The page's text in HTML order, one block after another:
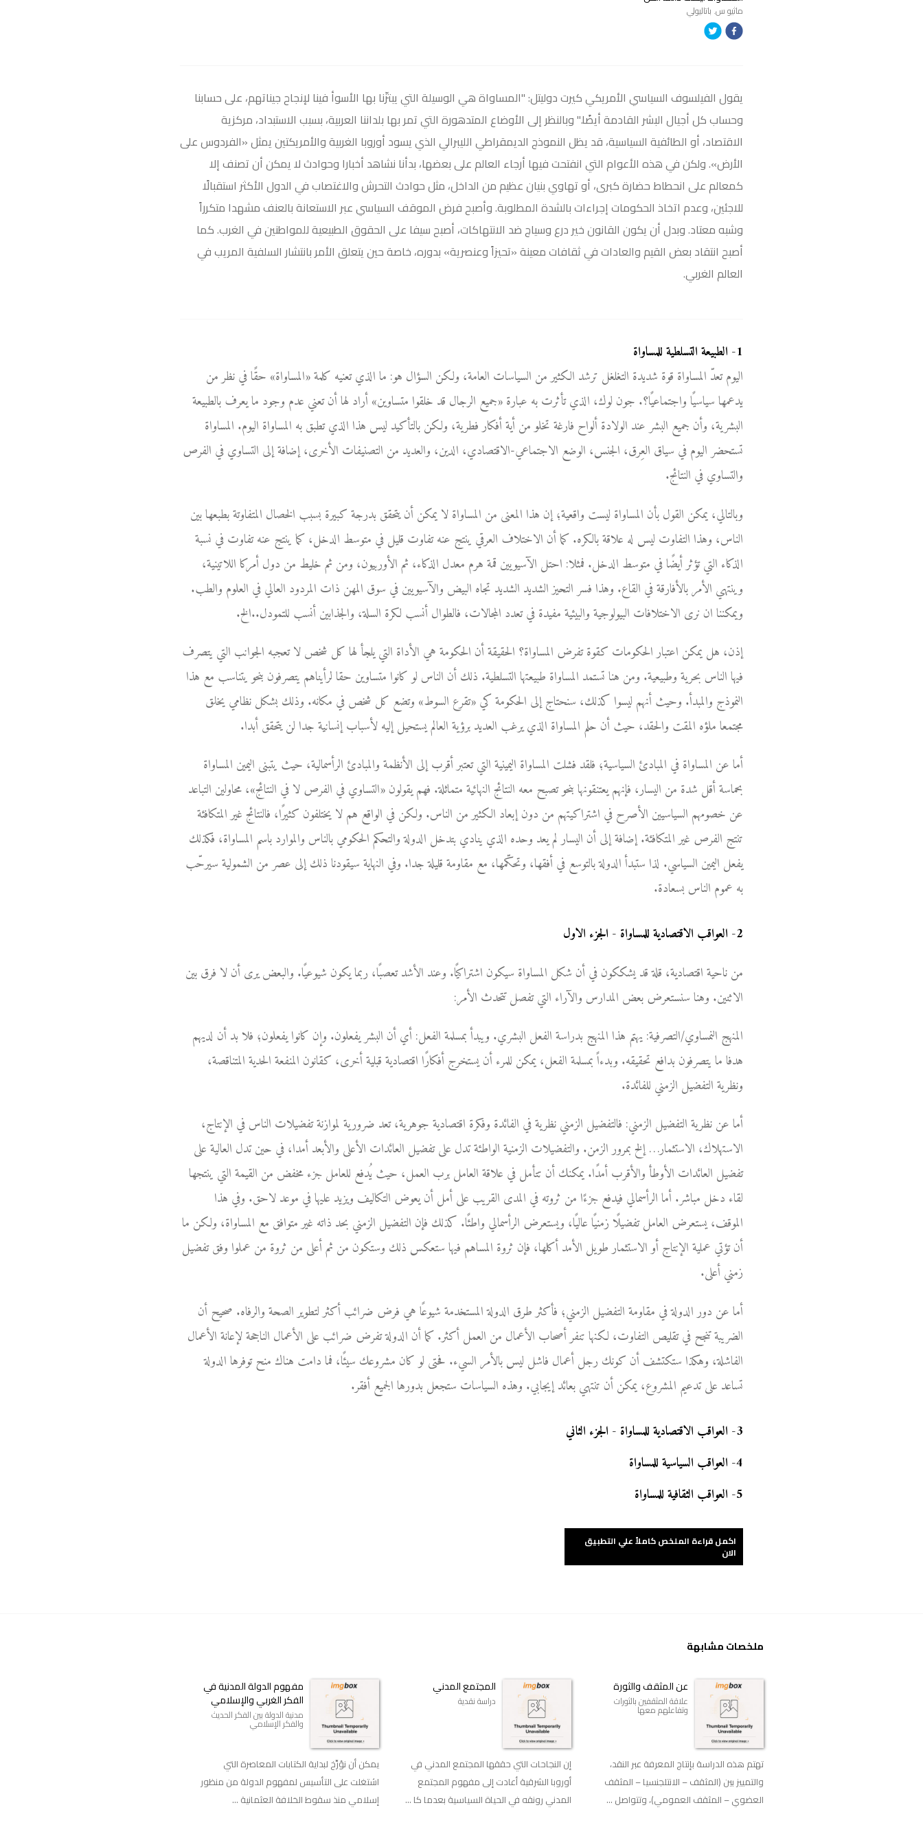
ماثيو س. باتاليولي
يقول الفيلسوف السياسي الأمريكي كيرت دوليتل: "المساواة هي الوسيلة التي يبتزّنا بها الأسوأ فينا لإنجاح جيناتهم، على حسابنا
وحساب كل أجيال البشر القادمة أيضًا." وبالنظر إلى الأوضاع المتدهورة التي تمر بها بلداننا العربية، بسبب الاستبداد، مركزية
الاقتصاد، أو الطائفية السياسية، قد يظل النموذج الديمقراطي الليبرالي الذي يسود أوروبا الغربية والأمريكتين يمثل «الفردوس على
الأرض». ولكن في هذه الأعوام التي انفتحت فيها أرجاء العالم على بعضها، بدأنا نشاهد أخبارا وحوادث لا يمكن أن تصنف إلا
كمعالم على انحطاط حضارة كبرى، أو تهاوي بنيان عظيم من الداخل، مثل حوادث التحرش والاغتصاب في الدول الأكثر استقبالًا
للاجئين، وعدم اتخاذ الحكومات إجراءات بالشدة المطلوبة. وأصبح فرض الموقف السياسي عبر الاستعانة بالعنف مشهدا متكرراً
وشبه معتاد. وبدل أن يكون القانون خير درع وسياج ضد الانتهاكات، أصبح سيفا على الحقوق الطبيعية للمواطنين في الغرب. كما
أصبح انتقاد بعض القيم والعادات في ثقافات معينة «تحيزاً وعنصرية» بدوره، خاصة حين يتعلق الأمر بانتشار السلفية المريب في
العالم الغربي.
1
- الطبيعة التسلطية للمساواة
اليوم تعدّ المساواة قوة شديدة التغلغل ترشد الكثير من السياسات العامة، ولكن السؤال هو: ما الذي تعنيه كلمة «المساواة» حقًا في نظر من
يدعمها سياسيًا واجتماعيًا؟. جون لوك، الذي تأثرت به عبارة «جميع الرجال قد خلقوا متساوين» أراد لها أن تعني عدم وجود ما يعرف بالطبيعة
البشرية، وأن جميع البشر عند الولادة ألواح فارغة تخلو من أية أفكار فطرية، ولكن بالتأكيد ليس هذا الذي تطبق به المساواة اليوم. المساواة
تستحضر اليوم في سياق العِرق، الجنس، الوضع الاجتماعي-الاقتصادي، الدين، والعديد من التصنيفات الأخرى، إضافة إلى التساوي في الفرص
والتساوي في النتائج.
وبالتالي، يمكن القول بأن المساواة ليست واقعية؛ إن هذا المعنى من المساواة لا يمكن أن يتحقق بدرجة كبيرة بسبب الخصال المتفاوتة بطبعها بين
الناس، وهذا التفاوت ليس له علاقة بالكره. كما أن الاختلاف العرقي ينتج عنه تفاوت قليل في متوسط الدخل، كما ينتج عنه تفاوت في نسبة
الذكاء التي تؤثر أيضًا في متوسط الدخل. فمثلا: احتل الآسيويين قمة هرم معدل الذكاء، ثم الأوربيون، ومن ثم خليط من دول أمركا اللاتينية،
وينتهي الأمر بالأفارقة في القاع. وهذا فسر التحيز الشديد الشديد تجاه البيض والآسيويين في سوق المهن ذات المردود العالي في العلوم والطب.
ويمكننا ان نرى الاختلافات البيولوجية والبيئية مفيدة في تعدد المجالات، فالطوال أنسب لكرة السلة، والجذابين أنسب للتمودل..الخ.
إذن، هل يمكن اعتبار الحكومات كقوة تفرض المساواة؟ الحقيقة أن الحكومة هي الأداة التي يلجأ لها كل شخص لا تعجبه الجوانب التي يتصرف
فيها الناس بحرية وطبيعية. ومن هنا تستمد المساواة طبيعتها التسلطية. ذلك أن الناس لو كانوا متساوين حقا لرأيناهم يتصرفون بنحو يتناسب مع هذا
النموذج والمبدأ. وحيث أنهم ليسوا كذلك، سنحتاج إلى الحكومة كي «تقرع السوط» وتضع كل شخص في مكانه. وذلك بشكل نظامي يخلق
مجتمعا ملؤه المقت والحقد، حيث أن حلم المساواة الذي يرغب العديد برؤية العالم يستحيل إليه لأسباب إنسانية جدا لن يتحقق أبدا.
أما عن المساواة في المبادئ السياسية؛ فلقد فشلت المساواة اليمينية التي تعتبر أقرب إلى الأنظمة والمبادئ الرأسمالية، حيث يتبنى اليمين المساواة
بحماسة أقل شدة من اليسار، فإنهم يعتنقونها بنحو تصبح معه النتائج النهائية متماثلة. فهم يقولون «التساوي في الفرص لا في النتائج»، محاولين التباعد
عن خصومهم السياسيين الأصرح في اشتراكيتهم من دون إبعاد الكثير من الناس. ولكن في الواقع هم لا يختلفون كثيرًا، فالنتائج غير المتكافئة
تنتج الفرص غير المتكافئة. إضافة إلى أن اليسار لم يعد وحده الذي ينادي بتدخل الدولة والتحكم الحكومي بالناس والموارد باسم المساواة، فكذلك
يفعل اليمين السياسي. لذا ستبدأ الدولة بالتوسع في أفقها، وتحكّمها، مع مقاومة قليلة جدا. وفي النهاية سيقودنا ذلك إلى عصر من الشمولية سيرحّب
به عموم الناس بسعادة.
2
- العواقب الاقتصادية للمساواة - الجزء الاول
من ناحية اقتصادية، قلة قد يشككون في أن شكل المساواة سيكون اشتراكيًا. وعند الأشد تعصبًا، ربما يكون شيوعيًا. والبعض يرى أن لا فرق بين
الاثنين. وهنا سنستعرض بعض المدارس والآراء التي تفصل تتحدث الأمر:
المنهج النمساوي/التصرفية: يهتم هذا المنهج بدراسة الفعل البشري. ويبدأ بمسلمة الفعل: أي أن البشر يفعلون. وإن كانوا يفعلون؛ فلا بد أن لديهم
هدفا ما يتصرفون بدافع تحقيقه. وبدءاً بمسلمة الفعل، يمكن للمرء أن يستخرج أفكارًا اقتصادية قبلية أخرى، كقانون المنفعة الحدية المتناقصة،
ونظرية التفضيل الزمني للفائدة.
أما عن نظرية التفضيل الزمني: فالتفضيل الزمني نظرية في الفائدة وفكرة اقتصادية جوهرية، تعد ضرورية لموازنة تفضيلات الناس في الإنتاج،
الاستهلاك، الاستثمار… إلخ بمرور الزمن. والتفضيلات الزمنية الواطئة تدل على تفضيل العائدات الأعلى والأبعد أمدا، في حين تدل العالية على
تفضيل العائدات الأوطأ والأقرب أمدًا. يمكنك أن تتأمل في علاقة العامل برب العمل، حيث يُدفع للعامل جزء مخفض من القيمة التي ينتجها
لقاء دخل مباشر. أما الرأسمالي فيدفع جزءًا من ثروته في المدى القريب على أمل أن يعوض التكاليف ويزيد عليها في موعد لاحق. وفي هذا
الموقف، يستعرض العامل تفضيلًا زمنيًا عاليًا، ويستعرض الرأسمالي واطئًا. كذلك فإن التفضيل الزمني بحد ذاته غير متوافق مع المساواة، ولكن ما
أن تؤتي عملية الإنتاج أو الاستثمار طويل الأمد أكلها، فإن ثروة المساهم فيها ستعكس ذلك وستكون من ثم أعلى من ثروة من عملوا وفق تفضيل
زمني أعلى.
أما عن دور الدولة في مقاومة التفضيل الزمني؛ فأكثر طرق الدولة المستخدمة شيوعًا هي فرض ضرائب أكثر لتطوير الصحة والرفاه. صحيح أن
الضريبة تنجح في تقليص التفاوت، لكنها تنفر أصحاب الأعمال من العمل أكثر. كما أن الدولة تفرض ضرائب على الأعمال الناجحة لإعانة الأعمال
الفاشلة، وهكذا ستكتشف أن كونك رجل أعمال فاشل ليس بالأمر السيء. فحتى لو كان مشروعك سيئًا، فما دامت هناك منح توفرها الدولة
تساعد على تدعيم المشروع، يمكن أن تنتهي بعائد إيجابي. وهذه السياسات ستجعل بدورها الجميع أفقر.
3
- العواقب الاقتصادية للمساواة - الجزء الثاني
4
- العواقب السياسية للمساواة
5
- العواقب الثقافية للمساواة
اكمل قراءة الملخص كاملاً علي التطبيق
الان
ملخصات مشابهة
عن المثقف والثورة
علاقة المثقفين بالثورات
وتفاعلهم معها
تهتم هذه الدراسة بإنتاج المعرفة عبر النقد،
والتمييز بين (المثقف – الانتلجنسيا – المثقف
العضوي – المثقف العمومي)، وتتواصل ...
المجتمع المدني
دراسة نقدية
إن النجاحات التي حققها المجتمع المدني في
أوروبا الشرقية أعادت إلى مفهوم المجتمع
المدني رونقه في الحياة السياسية بعدما كا ...
مفهوم الدولة المدنية في
الفكر الغربي والإسلامي
مدنية الدولة بين الفكر الحديث
والفكر الإسلامي
يمكن أن نؤرِّخ لبداية الكتابات المعاصرة التي
اشتغلت على التأسيس لمفهوم الدولة من منظور
إسلامي منذ سقوط الخلافة العثمانية ...